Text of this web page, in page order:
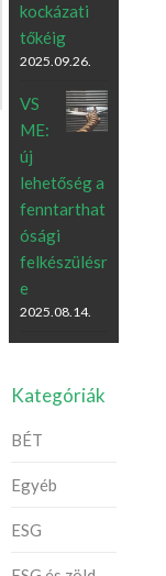
kockázati
tőkéig
2025.09.26.
VS
ME:
új
lehetőség a
fenntarthat
ósági
felkészülésr
e
2025.08.14.
Kategóriák
BÉT
Egyéb
ESG